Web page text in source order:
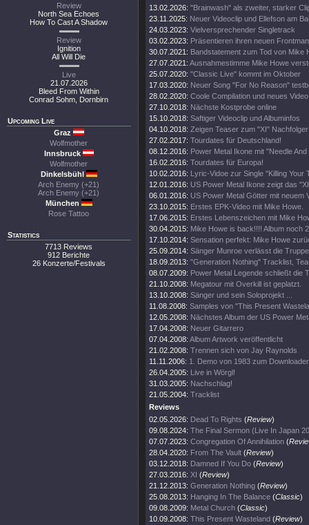
Review
North Sea Echoes
How To Cast A Shadow
Review
Ignition
All Will Die
Live
21.07.2026
Bleed From Within
Conrad Sohm, Dornbirn
Upcoming Live
Graz
Wolfmother
Innsbruck
Wolfmother
Dinkelsbühl
Arch Enemy (+21)
Arch Enemy (+21)
München
Rose Tattoo
Statistics
7713 Reviews
912 Berichte
26 Konzerte/Festivals
13.02.2026: "Brainwash" als zweiter, starker
23.11.2025: Neuer Videoclip und Ellefson am
24.03.2023: Vielversprechender Singletrack
03.02.2023: Präsentieren ihren neuen
30.07.2021: Bandstatement zum Tod von Mike
27.07.2021: Ausnahmestimme Mike Howe
25.07.2020: "Classic Live" kommt im Oktober
17.03.2020: Neuer Song "For No Reason"
28.02.2020: Coole Compilation und neues Video
27.10.2018: Nächste Kostprobe online
15.10.2018: Saftiger Videoclip und Albuminfos
04.10.2018: Zeigen Teaser zum "XI" Nachfolger
27.02.2017: Tourdates für Deutschland!
08.12.2016: Power Metal Ikone mit "Needle
16.02.2016: Tourdates für Europa!
10.02.2016: Lyric-Vidoe zur Single "Killing Your
12.01.2016: US Power Metal Ikone zeigt das
06.01.2016: US Power Metal Götter mit neuem
23.10.2015: Erstes EPK-Video mit Mike Howe.
17.06.2015: Erstes Lebenszeichen mit Mike
30.04.2015: Mike Howe is back!!!! Album noch
17.10.2014: Sensation perfekt: Mike Howe
25.09.2014: Sänger Munroe verlässt die Truppe
18.09.2013: "Generation Nothing" Tracklist,
08.07.2009: Power Metal Legende schließt die
21.10.2008: Megatour mit Overkill ist geplatzt.
13.10.2008: Sänger und sein Soloprojekt ...
11.08.2008: Samples von "This Present
12.05.2008: Nächstes Album der US Power
17.04.2008: Neuer Gitarrero
07.04.2008: Album Artwork veröffentlicht
21.02.2008: Trennen sich von Jay Raynolds
11.11.2006: 1. Demo von 1983 zum
26.04.2005: Live in Wörgl!
31.03.2005: Nachschlag!
21.05.2004: Tracklist
Reviews
02.05.2026: Dead To Rights (Review)
09.08.2024: The Final Sermon (Live In Japan
07.07.2023: Congregation Of Annihilation (
28.04.2020: From The Vault (Review)
03.12.2018: Damned If You Do (Review)
27.03.2016: XI (Review)
21.12.2013: Generation Nothing (Review)
25.08.2013: Hanging In The Balance (Classic)
09.08.2009: Metal Church (Classic)
10.09.2008: This Present Wasteland (Review)